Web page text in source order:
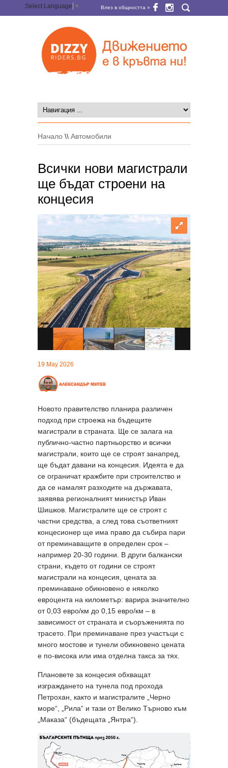
Select Language ▼ Влез в общността »
Начало \\ Автомобили
Всички нови магистрали
ще бъдат строени на
концесия
19 May 2026
Новото правителство планира различен
подход при строежа на бъдещите
магистрали в страната. Ще се залага на
публично-частно партньорство и всички
магистрали, които ще се строят занапред,
ще бъдат давани на концесия. Идеята е да
се ограничат кражбите при строителство и
да се намалят разходите на държавата,
заявява регионалният министър Иван
Шишков. Магистралите ще се строят с
частни средства, а след това съответният
концесионер ще има право да събира пари
от преминаващите в определен срок –
например 20-30 години. В други балкански
страни, където от години се строят
магистрали на концесия, цената за
преминаване обикновено е няколко
евроцента на километър: варира значително
от 0,03 евро/км до 0,15 евро/км – в
зависимост от страната и съоръженията по
трасето. При преминаване през участъци с
много мостове и тунели обикновено цената
е по-висока или има отделна такса за тях.
Плановете за концесия обхващат
изграждането на тунела под прохода
Петрохан, както и магистралите „Черно
море“, „Рила“ и тази от Велико Търново към
„Маказа“ (бъдещата „Янтра“).